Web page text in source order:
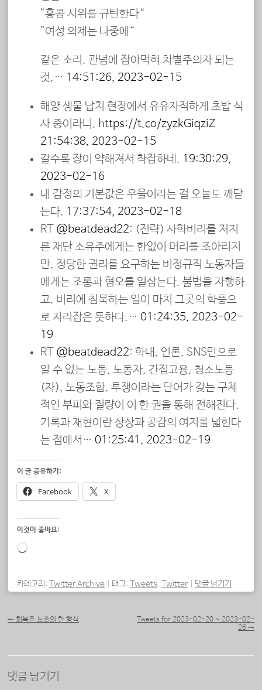
”홍콩 시위를 규탄한다“
”여성 의제는 나중에“
같은 소리. 관념에 잡아먹혀 차별주의자 되는
것,… 14:51:26, 2023-02-15
해양 생물 납치 현장에서 유유자적하게 초밥 식
사 중이라니. https://t.co/zyzkGiqziZ
21:54:38, 2023-02-15
갈수록 장이 약해져서 착잡하네. 19:30:29,
2023-02-16
내 감정의 기본값은 우울이라는 걸 오늘도 깨닫
는다. 17:37:54, 2023-02-18
RT @beatdead22: (전략) 사학비리를 저지
른 재단 소유주에게는 한없이 머리를 조아리지
만, 정당한 권리를 요구하는 비정규직 노동자들
에게는 조롱과 혐오를 일삼는다. 불법을 자행하
고, 비리에 침묵하는 일이 마치 그곳의 학풍으
로 자리잡은 듯하다.… 01:24:35, 2023-02-
19
RT @beatdead22: 학내, 언론, SNS만으로
알 수 없는 노동, 노동자, 간접고용, 청소노동
(자), 노동조합, 투쟁이라는 단어가 갖는 구체
적인 부피와 질량이 이 한 권을 통해 전해진다.
기록과 재현이란 상상과 공감의 여지를 넓힌다
는 점에서… 01:25:41, 2023-02-19
이 글 공유하기:
Facebook X
이것이 좋아요:
로
중...
카테고리: Twitter Archive 태그: Tweets, Twitter 댓글 남기기
← 회복은 노출의 한 형식
Tweets for 2023-02-20 ~ 2023-02-
26 →
댓글 남기기